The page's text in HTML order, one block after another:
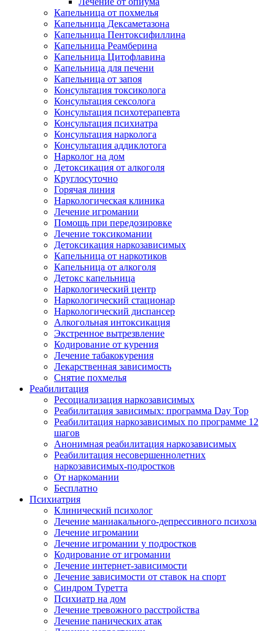
Капельница от похмелья
Капельница Дексаметазона
Капельница Пентоксифиллина
Капельница Реамберина
Капельница Цитофлавина
Капельница для печени
Капельница от запоя
Консультация токсиколога
Консультация сексолога
Консультация психотерапевта
Консультация психиатра
Консультация нарколога
Консультация аддиклотога
Нарколог на дом
Детоксикация от алкоголя
Круглосуточно
Горячая линия
Наркологическая клиника
Лечение игромании
Помощь при передозировке
Лечение токсикомании
Детоксикация наркозависимых
Капельница от наркотиков
Капельница от алкоголя
Детокс капельница
Наркологический центр
Наркологический стационар
Наркологический диспансер
Алкогольная интоксикация
Экстренное вытрезвление
Кодирование от курения
Лечение табакокурения
Лекарственная зависимость
Снятие похмелья
Реабилитация
Ресоциализация наркозависимых
Реабилитация зависимых: программа Day Top
Реабилитация наркозависимых по программе 12
шагов
Анонимная реабилитация наркозависимых
Реабилитация несовершеннолетних
наркозависимых-подростков
От наркомании
Бесплатно
Психиатрия
Клинический психолог
Лечение маниакального-депрессивного психоза
Лечение игромании
Лечение игромании у подростков
Кодирование от игромании
Лечение интернет-зависимости
Лечение зависимости от ставок на спорт
Синдром Туретта
Психиатр на дом
Лечение тревожного расстройства
Лечение панических атак